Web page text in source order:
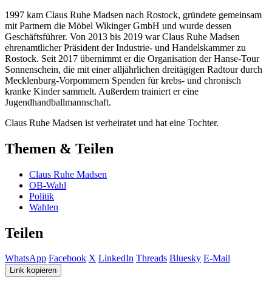
1997 kam Claus Ruhe Madsen nach Rostock, gründete gemeinsam
mit Partnern die Möbel Wikinger GmbH und wurde dessen
Geschäftsführer. Von 2013 bis 2019 war Claus Ruhe Madsen
ehrenamtlicher Präsident der Industrie- und Handelskammer zu
Rostock. Seit 2017 übernimmt er die Organisation der Hanse-Tour
Sonnenschein, die mit einer alljährlichen dreitägigen Radtour durch
Mecklenburg-Vorpommern Spenden für krebs- und chronisch
kranke Kinder sammelt. Außerdem trainiert er eine
Jugendhandballmannschaft.
Claus Ruhe Madsen ist verheiratet und hat eine Tochter.
Themen & Teilen
Claus Ruhe Madsen
OB-Wahl
Politik
Wahlen
Teilen
WhatsApp Facebook X LinkedIn Threads Bluesky E-Mail
Link kopieren